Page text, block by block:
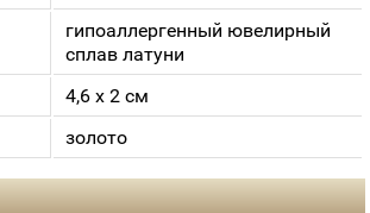
гипоаллергенный ювелирный
сплав латуни
4,6 х 2 см
золото